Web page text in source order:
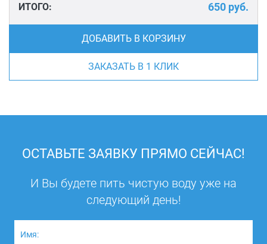
ИТОГО:
650 руб.
ДОБАВИТЬ В КОРЗИНУ
ЗАКАЗАТЬ В 1 КЛИК
ОСТАВЬТЕ ЗАЯВКУ ПРЯМО СЕЙЧАС!
И Вы будете пить чистую воду уже на
следующий день!